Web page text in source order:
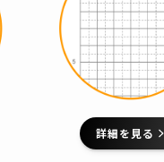
詳細を見る